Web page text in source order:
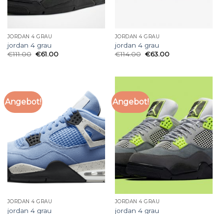
JORDAN 4 GRAU
jordan 4 grau
€111.00 €61.00
JORDAN 4 GRAU
jordan 4 grau
€114.00 €63.00
Angebot!
JORDAN 4 GRAU
jordan 4 grau
Angebot!
JORDAN 4 GRAU
jordan 4 grau